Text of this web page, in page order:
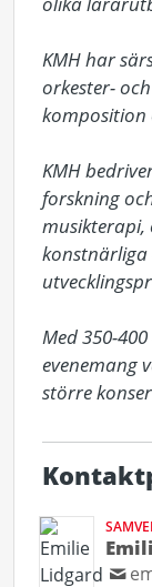
KMH har
orkester-
komposition
KMH
forskning
konstnärliga
Med 350-
evenemang
större